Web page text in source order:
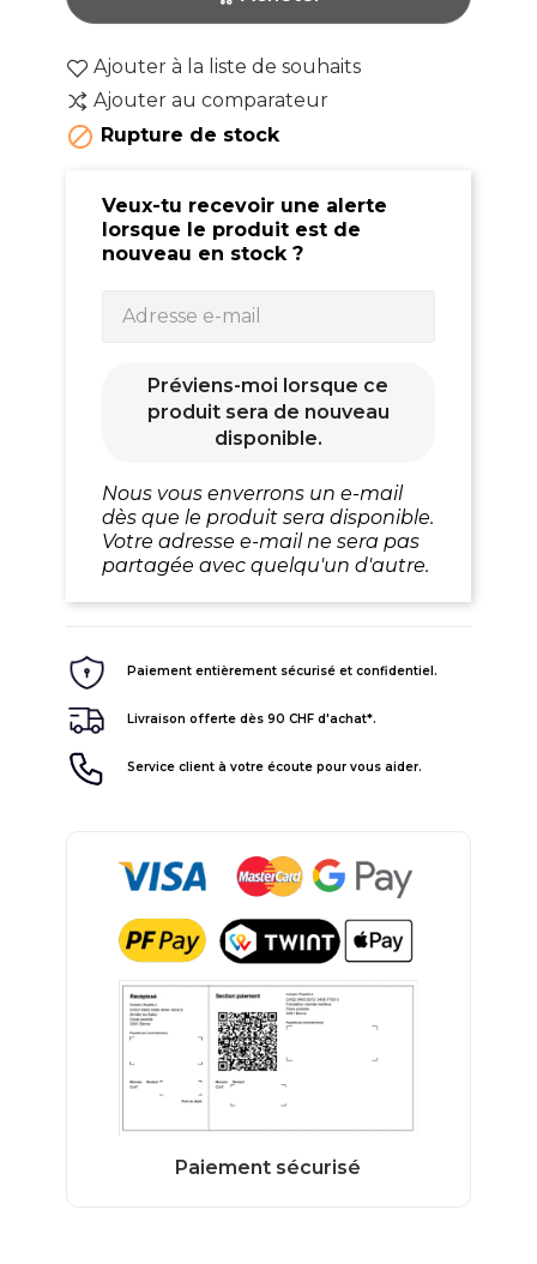
Ajouter à la liste de souhaits
Ajouter au comparateur
 Rupture de stock
Veux-tu recevoir une alerte
lorsque le produit est de
nouveau en stock ?
Préviens-moi lorsque ce
produit sera de nouveau
disponible.
Nous vous enverrons un e-mail
dès que le produit sera disponible.
Votre adresse e-mail ne sera pas
partagée avec quelqu'un d'autre.
Paiement entièrement sécurisé et confidentiel.
Livraison offerte dès 90 CHF d'achat*.
Service client à votre écoute pour vous aider.